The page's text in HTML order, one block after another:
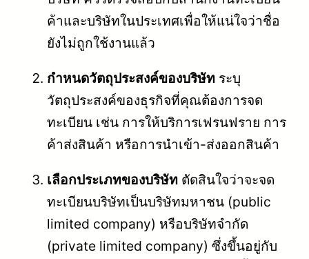
ค้าและบริษัทในประเทศเพื่อให้แน่ใจว่าชื่อ
ยังไม่ถูกใช้งานแล้ว
กำหนดวัตถุประสงค์ของบริษัท ระบุ
วัตถุประสงค์ของธุรกิจที่คุณต้องการจด
ทะเบียน เช่น การให้บริการเฟรนฟราย การ
ค้าส่งสินค้า หรือการนำเข้า-ส่งออกสินค้า
เลือกประเภทของบริษัท ตัดสินใจว่าจะจด
ทะเบียนบริษัทเป็นบริษัทมหาชน (public
limited company) หรือบริษัทจำกัด
(private limited company) ซึ่งขึ้นอยู่กับ